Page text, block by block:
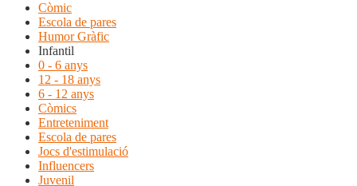
Còmic
Escola de pares
Humor Gràfic
Infantil
0 - 6 anys
12 - 18 anys
6 - 12 anys
Còmics
Entreteniment
Escola de pares
Jocs d'estimulació
Influencers
Juvenil